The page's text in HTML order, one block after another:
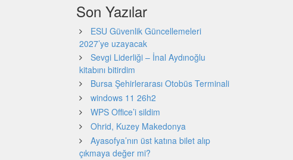
Son Yazılar
ESU Güvenlik Güncellemeleri
2027’ye uzayacak
Sevgi Liderliği – İnal Aydınoğlu
kitabını bitirdim
Bursa Şehirlerarası Otobüs Terminali
windows 11 26h2
WPS Office’i sildim
Ohrid, Kuzey Makedonya
Ayasofya’nın üst katına bilet alıp
çıkmaya değer mi?